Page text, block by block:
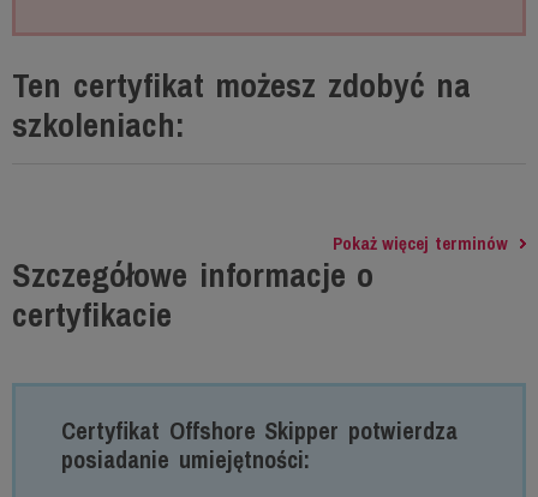
Ten certyfikat możesz zdobyć na
szkoleniach:
Pokaż więcej terminów
Szczegółowe informacje o
certyfikacie
Certyfikat Offshore Skipper potwierdza
posiadanie umiejętności: